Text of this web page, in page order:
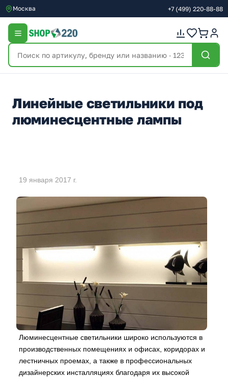
Москва +7 (499) 220-88-88
Линейные светильники под
люминесцентные лампы
19 января 2017 г.
Люминесцентные светильники широко используются в
производственных помещениях и офисах, коридорах и
лестничных проемах, а также в профессиональных
дизайнерских инсталляциях благодаря их высокой